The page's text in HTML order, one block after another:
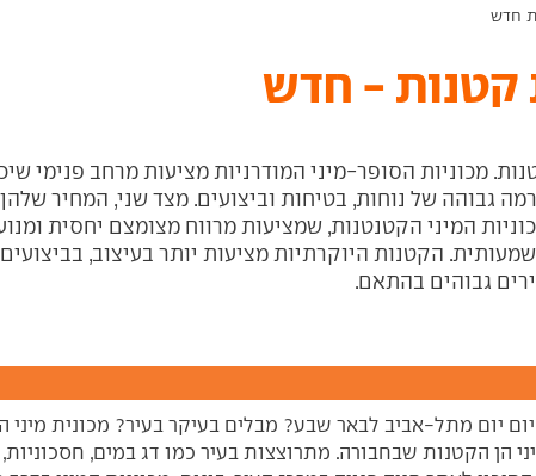
חדש
קטנות - חדש
מכוניות הסופר-מיני המודרניות מציעות מרחב פנימי
גבוהה של נוחות, בטיחות וביצועים. מצד שני, המחיר
המיני הקטנטנות, שמציעות מרווח מצומצם יחסית
הקטנות היוקרתיות מציעות יותר בעיצוב,
גבוהים בהתאם.
יום מתל-אביב לבאר שבע? מבלים בעיקר בעיר? מכונית מיני
הן הקטנות שבחבורה. מתרוצצות בעיר כמו דג במים,